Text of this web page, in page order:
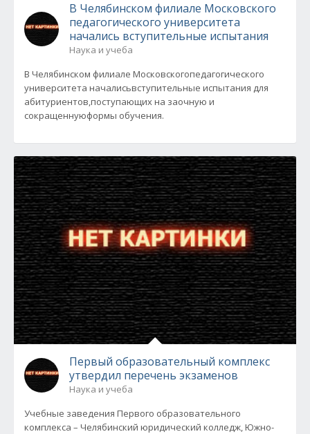
В Челябинском филиале Московского
педагогического университета
начались вступительные испытания
Наука и учеба
В Челябинском филиале Московскогопедагогического
университета началисьвступительные испытания для
абитуриентов,поступающих на заочную и
сокращеннуюформы обучения.
Первый образовательный комплекс
утвердил перечень экзаменов
Наука и учеба
Учебные заведения Первого образовательного
комплекса – Челябинский юридический колледж, Южно-